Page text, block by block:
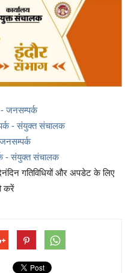
जनसम्पर्क
- संयुक्त संचालक
- संयुक्त संचालक
गतिविधियों और अपडेट के लिए
करें